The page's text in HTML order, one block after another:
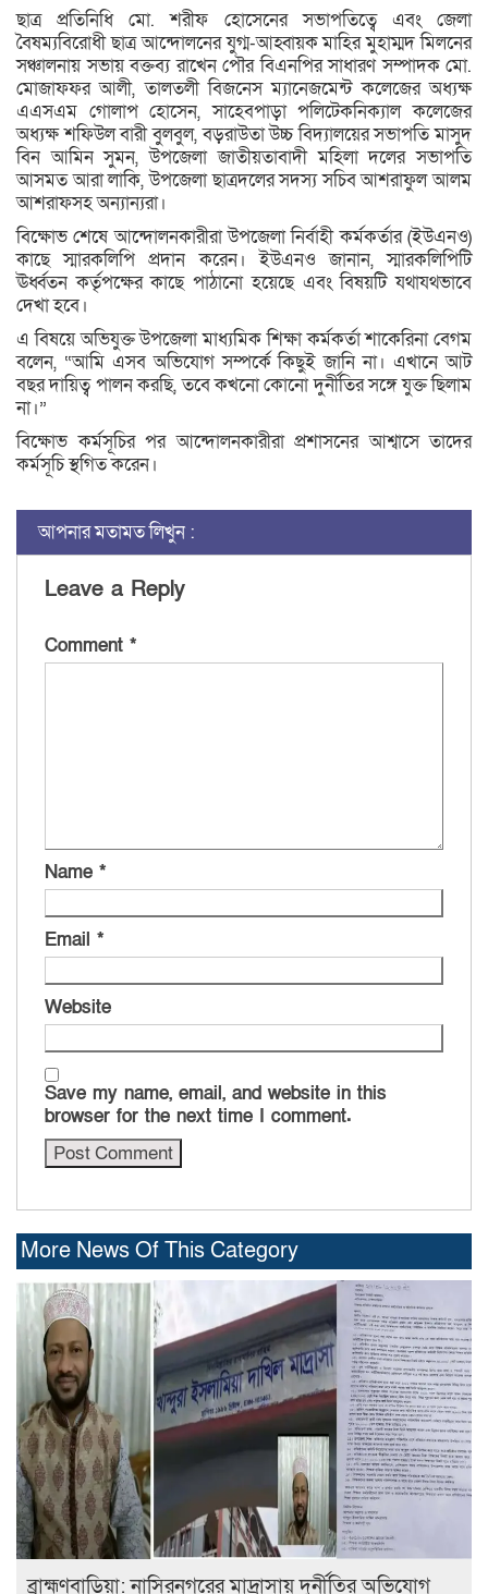
ছাত্র প্রতিনিধি মো. শরীফ হোসেনের সভাপতিত্বে এবং জেলা
বৈষম্যবিরোধী ছাত্র আন্দোলনের যুগ্ম-আহ্বায়ক মাহির মুহাম্মদ মিলনের
সঞ্চালনায় সভায় বক্তব্য রাখেন পৌর বিএনপির সাধারণ সম্পাদক মো.
মোজাফফর আলী, তালতলী বিজনেস ম্যানেজমেন্ট কলেজের অধ্যক্ষ
এএসএম গোলাপ হোসেন, সাহেবপাড়া পলিটেকনিক্যাল কলেজের
অধ্যক্ষ শফিউল বারী বুলবুল, বড়রাউতা উচ্চ বিদ্যালয়ের সভাপতি মাসুদ
বিন আমিন সুমন, উপজেলা জাতীয়তাবাদী মহিলা দলের সভাপতি
আসমত আরা লাকি, উপজেলা ছাত্রদলের সদস্য সচিব আশরাফুল আলম
আশরাফসহ অন্যান্যরা।
বিক্ষোভ শেষে আন্দোলনকারীরা উপজেলা নির্বাহী কর্মকর্তার (ইউএনও)
কাছে স্মারকলিপি প্রদান করেন। ইউএনও জানান, স্মারকলিপিটি
ঊর্ধ্বতন কর্তৃপক্ষের কাছে পাঠানো হয়েছে এবং বিষয়টি যথাযথভাবে
দেখা হবে।
এ বিষয়ে অভিযুক্ত উপজেলা মাধ্যমিক শিক্ষা কর্মকর্তা শাকেরিনা বেগম
বলেন, “আমি এসব অভিযোগ সম্পর্কে কিছুই জানি না। এখানে আট
বছর দায়িত্ব পালন করছি, তবে কখনো কোনো দুর্নীতির সঙ্গে যুক্ত ছিলাম
না।”
বিক্ষোভ কর্মসূচির পর আন্দোলনকারীরা প্রশাসনের আশ্বাসে তাদের
কর্মসূচি স্থগিত করেন।
আপনার মতামত লিখুন :
Leave a Reply
Comment *
Name *
Email *
Website
Save my name, email, and website in this
browser for the next time I comment.
More News Of This Category
ব্রাহ্মণবাড়িয়া: নাসিরনগরের মাদ্রাসায় দুর্নীতির অভিযোগ